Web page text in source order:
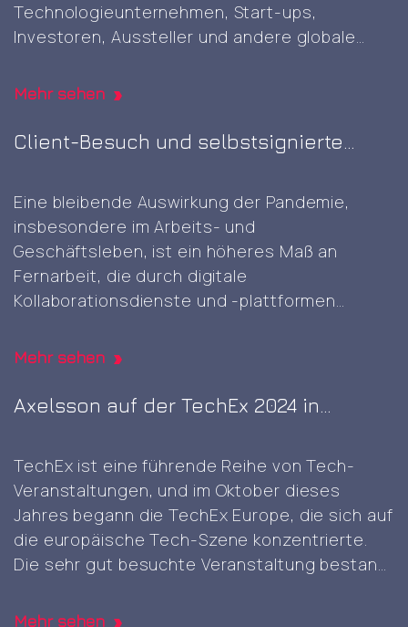
Technologieunternehmen, Start-ups,
Investoren, Aussteller und andere globale
Cybersicherheits- und digitale Technologien
voranzutreiben. Es war die erste GITEX-Messe
in Europa. Es war großartig, diese gut geplante
Vielzahl von innovativen…Attending
the
first
GITEX
AI
Berlin
Mehr sehen
Client-Besuch und selbstsignierte
Eine bleibende Auswirkung der Pandemie,
insbesondere im Arbeits- und
Geschäftsleben, ist ein höheres Maß an
Fernarbeit, die durch digitale
Kollaborationsdienste und -plattformen
gelegentliche physische Anwesenheit von
ist etwas, das sich in digitalen Bereichen nicht
visit
and
self-
signed
root
generation
Mehr sehen
Axelsson auf der TechEx 2024 in
TechEx ist eine führende Reihe von Tech-
Veranstaltungen, und im Oktober dieses
Jahres begann die TechEx Europe, die sich auf
die europäische Tech-Szene konzentrierte.
Die sehr gut besuchte Veranstaltung bestand
Ausstellungen, die am selben
Mehr sehen